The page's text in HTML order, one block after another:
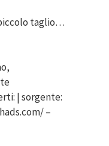
taglio…
| sorgente:
–